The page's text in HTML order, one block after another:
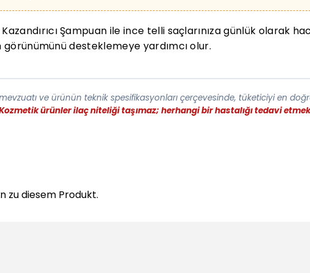
Kazandırıcı Şampuan ile ince telli saçlarınıza günlük olarak
görünümünü desteklemeye yardımcı olur.
ve ürünün teknik spesifikasyonları çerçevesinde, tüketiciyi en
ürünler ilaç niteliği taşımaz; herhangi bir hastalığı tedavi
zu diesem Produkt.